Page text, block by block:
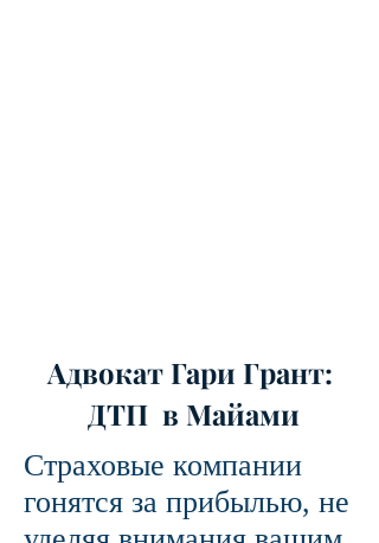
Адвокат Гари Грант:
ДТП в Майами
Страховые компании
гонятся за прибылью, не